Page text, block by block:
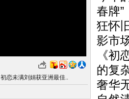
初恋未满刘娟获亚洲最佳..
春牌”
狂怀
影市
《初
的复
奢华